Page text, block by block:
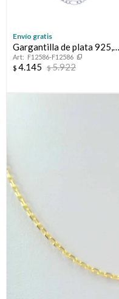
Envío gratis
Gargantilla de plata 925,
FIGARO, 50 cm.
F12586-F12586
$ 4.145 $5.922